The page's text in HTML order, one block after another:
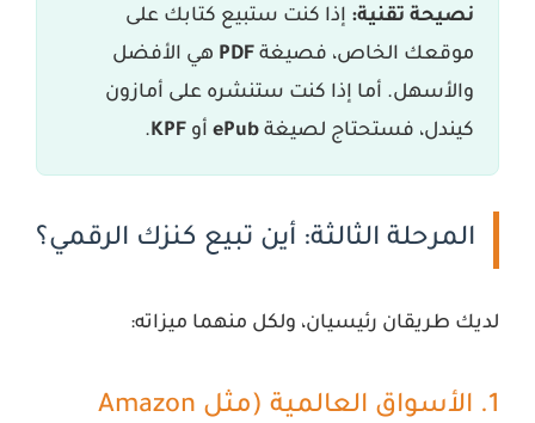
نصيحة تقنية: إذا كنت ستبيع كتابك على
موقعك الخاص، فصيغة PDF هي الأفضل
والأسهل. أما إذا كنت ستنشره على أمازون
كيندل، فستحتاج لصيغة ePub أو KPF
.
المرحلة الثالثة: أين تبيع كنزك الرقمي؟
لديك طريقان رئيسيان، ولكل منهما ميزاته:
1. الأسواق العالمية (مثل Amazon